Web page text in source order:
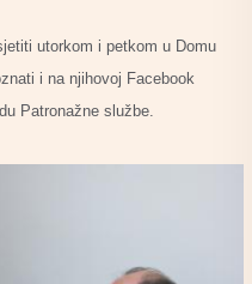
utorkom i petkom u Domu
i na njihovoj Facebook
Patronažne službe.